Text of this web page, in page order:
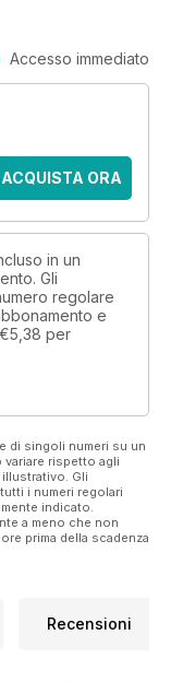
of emotionless
Snowcap Base,
wears thin...
Accesso immediato
ACQUISTA ORA
in un
Gli
regolare
e
€5,38 per
di singoli numeri su un
rispetto agli
Gli
i numeri regolari
indicato.
a meno che non
prima della scadenza
Recensioni